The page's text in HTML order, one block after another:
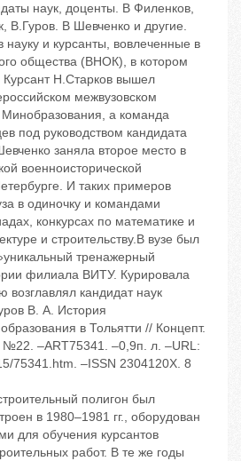
наук, доценты. В Филенков,
В.Гуров. В Шевченко и другие.
науку и курсанты, вовлеченные в
общества (ВНОК), в котором
Н.Старков вышел
межвузовском
Минобразования, а команда
под руководством кандидата
заняла второе место в
военноисторической
И таких примеров
в одиночку и командами
конкурсах по математике и
и строительству.В вузе был
тренажерный
филиала ВИТУ. Курировала
возглавлял кандидат наук
В. А. История
в Тольятти // Концепт.
–ART75341. –0,9п. л. –URL:
75341.htm. –ISSN 2304120X. 8
полигон был
в 1980–1981 гг., оборудован
для обучения курсантов
работ. В те же годы